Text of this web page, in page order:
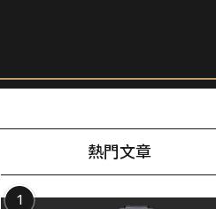
熱門文章
1